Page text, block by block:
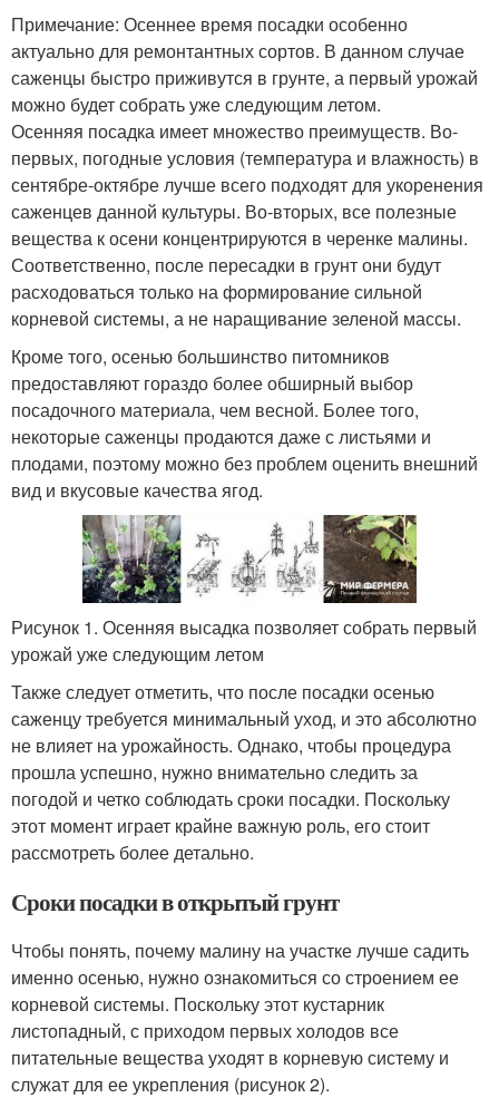
Примечание: Осеннее время посадки особенно
актуально для ремонтантных сортов. В данном случае
саженцы быстро приживутся в грунте, а первый урожай
можно будет собрать уже следующим летом.
Осенняя посадка имеет множество преимуществ. Во-
первых, погодные условия (температура и влажность) в
сентябре-октябре лучше всего подходят для укоренения
саженцев данной культуры. Во-вторых, все полезные
вещества к осени концентрируются в черенке малины.
Соответственно, после пересадки в грунт они будут
расходоваться только на формирование сильной
корневой системы, а не наращивание зеленой массы.
Кроме того, осенью большинство питомников
предоставляют гораздо более обширный выбор
посадочного материала, чем весной. Более того,
некоторые саженцы продаются даже с листьями и
плодами, поэтому можно без проблем оценить внешний
вид и вкусовые качества ягод.
Рисунок 1. Осенняя высадка позволяет собрать первый
урожай уже следующим летом
Также следует отметить, что после посадки осенью
саженцу требуется минимальный уход, и это абсолютно
не влияет на урожайность. Однако, чтобы процедура
прошла успешно, нужно внимательно следить за
погодой и четко соблюдать сроки посадки. Поскольку
этот момент играет крайне важную роль, его стоит
рассмотреть более детально.
Сроки посадки в открытый грунт
Чтобы понять, почему малину на участке лучше садить
именно осенью, нужно ознакомиться со строением ее
корневой системы. Поскольку этот кустарник
листопадный, с приходом первых холодов все
питательные вещества уходят в корневую систему и
служат для ее укрепления (рисунок 2).